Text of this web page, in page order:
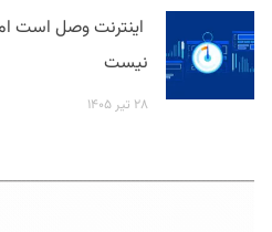
اینترنت وصل است
نیست
۲۸ تیر ۱۴۰۵